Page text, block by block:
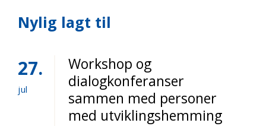
Nylig lagt til
27
jul
Workshop og
dialogkonferanser
sammen med personer
med utviklingshemming